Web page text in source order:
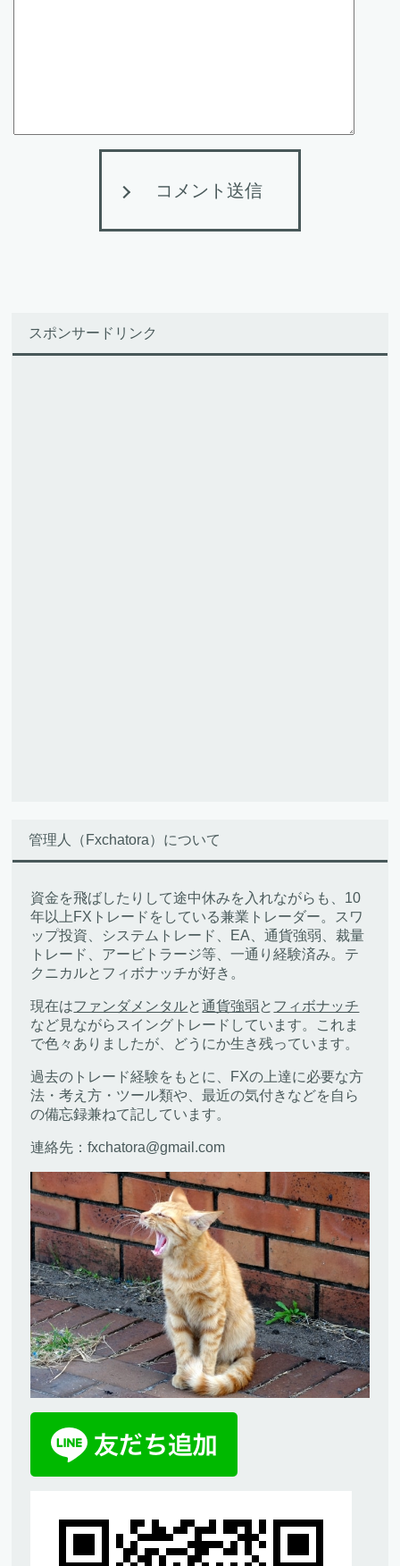
コメント送信
スポンサードリンク
管理人（Fxchatora）について
資金を飛ばしたりして途中休みを入れながらも、10
年以上FXトレードをしている兼業トレーダー。スワ
ップ投資、システムトレード、EA、通貨強弱、裁量
トレード、アービトラージ等、一通り経験済み。テ
クニカルとフィボナッチが好き。
現在はファンダメンタルと通貨強弱と フィボナッチ
など見ながらスイングトレードしています。これま
で色々ありましたが、どうにか生き残っています。
過去のトレード経験をもとに、FXの上達に必要な方
法・考え方・ツール類や、最近の気付きなどを自ら
の備忘録兼ねて記しています。
連絡先：fxchatora@gmail.com